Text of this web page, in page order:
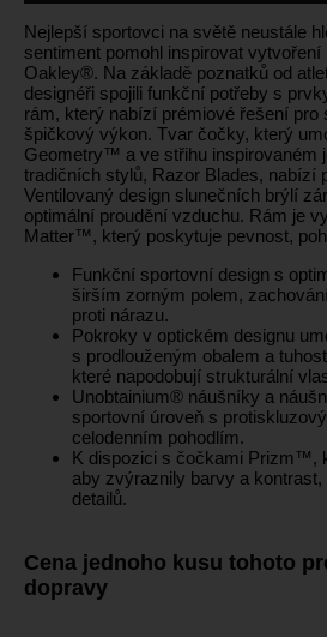
Nejlepší sportovci na světě neustále
sentiment pomohl inspirovat vytvoření
Oakley®. Na základě poznatků od
designéři spojili funkční potřeby s
rám, který nabízí prémiové řešení pro
špičkový výkon. Tvar čočky, který
Geometry™ a ve střihu inspirovaném
tradičních stylů, Razor Blades, nabízí
Ventilovaný design slunečních brýlí
optimální proudění vzduchu. Rám je
Matter™, který poskytuje pevnost,
Funkční sportovní design s
širším zorným polem,
proti nárazu.
Pokroky v optickém designu
s prodlouženým obalem a
které napodobují strukturální
Unobtainium® náušníky a
sportovní úroveň s
celodenním pohodlím.
K dispozici s čočkami Prizm™,
aby zvýraznily barvy a
detailů.
Cena jednoho kusu tohoto
dopravy